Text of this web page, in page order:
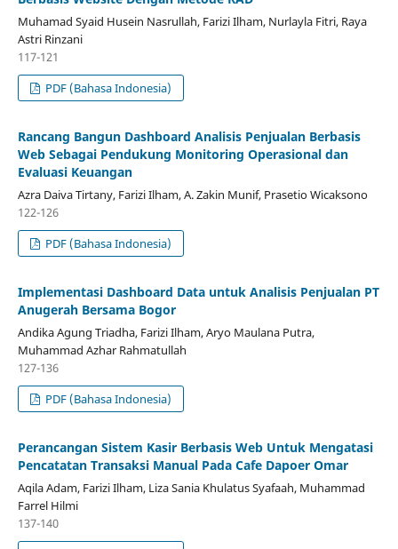
Muhamad Syaid Husein Nasrullah, Farizi Ilham, Nurlayla Fitri, Raya
Astri Rinzani
117-121
PDF (Bahasa Indonesia)
Rancang Bangun Dashboard Analisis Penjualan Berbasis
Web Sebagai Pendukung Monitoring Operasional dan
Evaluasi Keuangan
Azra Daiva Tirtany, Farizi Ilham, A. Zakin Munif, Prasetio Wicaksono
122-126
PDF (Bahasa Indonesia)
Implementasi Dashboard Data untuk Analisis Penjualan PT
Anugerah Bersama Bogor
Andika Agung Triadha, Farizi Ilham, Aryo Maulana Putra,
Muhammad Azhar Rahmatullah
127-136
PDF (Bahasa Indonesia)
Perancangan Sistem Kasir Berbasis Web Untuk Mengatasi
Pencatatan Transaksi Manual Pada Cafe Dapoer Omar
Aqila Adam, Farizi Ilham, Liza Sania Khulatus Syafaah, Muhammad
Farrel Hilmi
137-140